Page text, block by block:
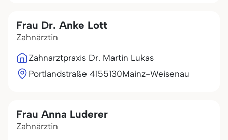
Frau Dr. Anke Lott
Zahnärztin
Zahnarztpraxis Dr. Martin Lukas
Portlandstraße 4155130Mainz-Weisenau
Frau Anna Luderer
Zahnärztin